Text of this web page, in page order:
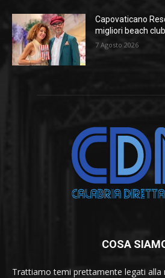
Capovaticano
migliori beach
7 Agosto 2026
COSA
Trattiamo temi prettamente legati alla